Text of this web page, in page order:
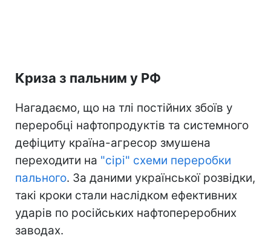
Криза з пальним у РФ
Нагадаємо, що на тлі постійних збоїв у
переробці нафтопродуктів та системного
дефіциту країна-агресор змушена
переходити на "сірі" схеми переробки
пального. За даними української розвідки,
такі кроки стали наслідком ефективних
ударів по російських нафтопереробних
заводах.